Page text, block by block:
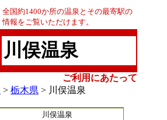
全国約1400か所の温泉とその最寄駅の
情報をご覧いただけます。
川俣温泉
ご利用にあたって
> 栃木県 > 川俣温泉
川俣温泉